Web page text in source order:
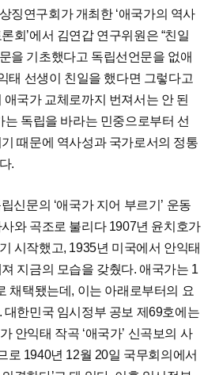
징연구회가 개최한 ‘애국가의 역사
회’에서 김연갑 연구위원은 “친일
을 기초했다고 독립선언문을 없애
태 선생이 친일을 했다면 그렇다고
국가 교체로까지 번져서는 안 된
는 독립을 바라는 민중으로부터 선
때문에 역사성과 국가로서의 정통
.
신문의 ‘애국가 지어 부르기’ 운동
와 곡조로 불리다 1907년 윤치호가
시작했고, 1935년 미국에서 안익태
지금의 모습을 갖췄다. 애국가는 1
채택됐는데, 이는 아래로부터의 요
대한민국 임시정부 공보 제69호에는
안익태 작곡 ‘애국가’ 신곡보의 사
로 1940년 12월 20일 국무회의에서